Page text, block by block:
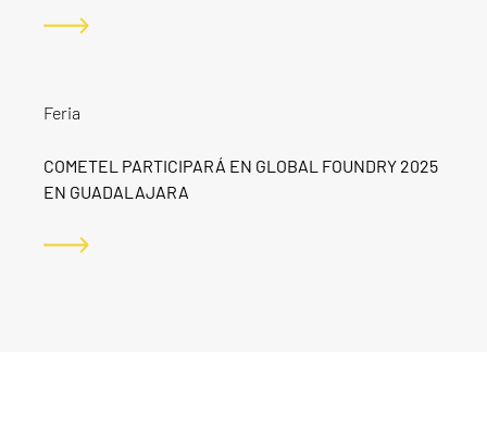
Feria
COMETEL PARTICIPARÁ EN GLOBAL FOUNDRY 2025
EN GUADALAJARA